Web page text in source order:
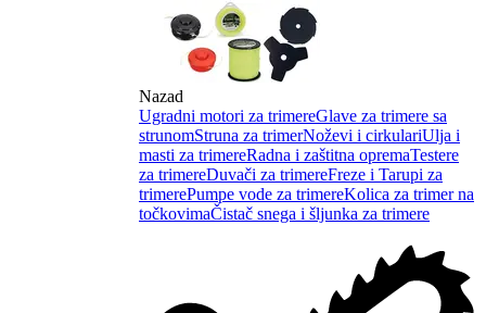
Nazad
Ugradni motori za trimereGlave za trimere sa
strunomStruna za trimerNoževi i cirkulariUlja i
masti za trimereRadna i zaštitna opremaTestere
za trimereDuvači za trimereFreze i Tarupi za
trimerePumpe vode za trimereKolica za trimer na
točkovimaČistač snega i šljunka za trimere